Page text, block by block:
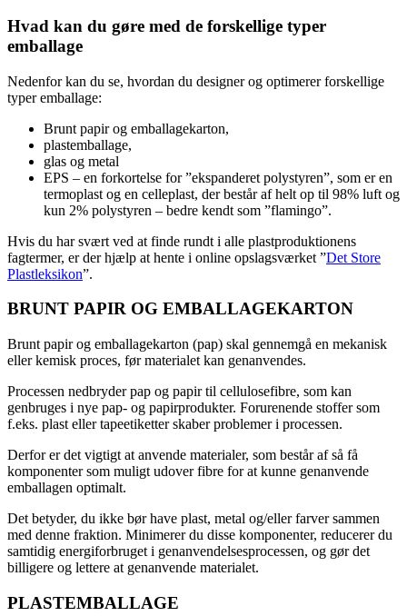
Hvad kan du gøre med de forskellige typer
emballage
Nedenfor kan du se, hvordan du designer og optimerer forskellige
typer emballage:
Brunt papir og emballagekarton,
plastemballage,
glas og metal
EPS – en forkortelse for ”ekspanderet polystyren”, som er en
termoplast og en celleplast, der består af helt op til 98% luft og
kun 2% polystyren – bedre kendt som ”flamingo”.
Hvis du har svært ved at finde rundt i alle plastproduktionens
fagtermer, er der hjælp at hente i online opslagsværket ”Det Store
Plastleksikon”.
BRUNT PAPIR OG EMBALLAGEKARTON
Brunt papir og emballagekarton (pap) skal gennemgå en mekanisk
eller kemisk proces, før materialet kan genanvendes.
Processen nedbryder pap og papir til cellulosefibre, som kan
genbruges i nye pap- og papirprodukter. Forurenende stoffer som
f.eks. plast eller tapeetiketter skaber problemer i processen.
Derfor er det vigtigt at anvende materialer, som består af så få
komponenter som muligt udover fibre for at kunne genanvende
emballagen optimalt.
Det betyder, du ikke bør have plast, metal og/eller farver sammen
med denne fraktion. Minimerer du disse komponenter, reducerer du
samtidig energiforbruget i genanvendelsesprocessen, og gør det
billigere og lettere at genanvende materialet.
PLASTEMBALLAGE